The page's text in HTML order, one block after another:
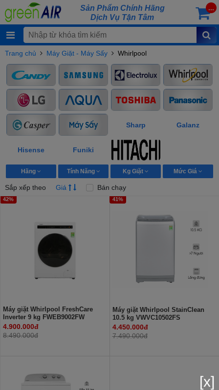
Sản Phẩm Chính Hãng
Dịch Vụ Tận Tâm
...
Trang chủ Máy Giặt - Máy Sấy Whirlpool
Sharp Galanz
Hisense Funiki
Hãng Tính Năng Kg Giặt Mức Giá
Sắp xếp theo Giá Bán chạy
42%
Máy giặt Whirlpool FreshCare
Inverter 9 kg FWEB9002FW
4.900.000đ
8.490.000đ
41%
Máy giặt Whirlpool StainClean
10.5 kg VWVC10502FS
4.450.000đ
7.490.000đ
[x]